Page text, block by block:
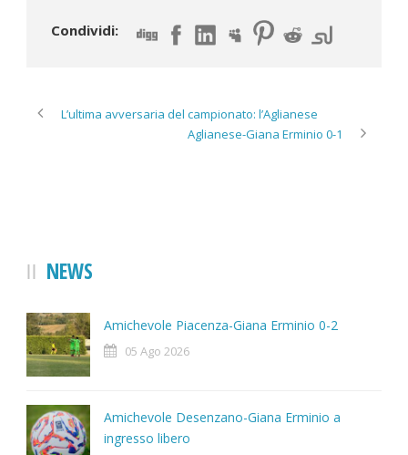
Condividi:
L’ultima avversaria del campionato: l’Aglianese
Aglianese-Giana Erminio 0-1
NEWS
Amichevole Piacenza-Giana Erminio 0-2
05 Ago 2026
Amichevole Desenzano-Giana Erminio a
ingresso libero